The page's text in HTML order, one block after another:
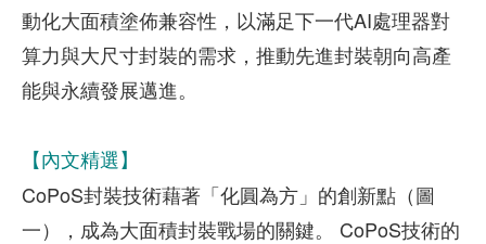
動化大面積塗佈兼容性，以滿足下一代AI處理器對
算力與大尺寸封裝的需求，推動先進封裝朝向高產
能與永續發展邁進。
【內文精選】
CoPoS封裝技術藉著「化圓為方」的創新點（圖
一），成為大面積封裝戰場的關鍵。 CoPoS技術的